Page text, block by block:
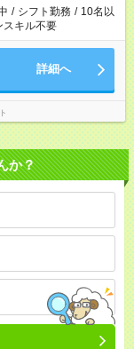
/ シフト勤務 / 10名以
スキル不要
詳細へ
か？